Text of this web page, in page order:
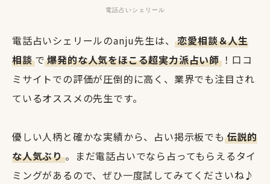
電話占いシェリール
電話占いシェリールのanju先生は、恋愛相談＆人生
相談で爆発的な人気をほこる超実力派占い師 ！口コ
ミサイトでの評価が圧倒的に高く、業界でも注目され
ているオススメの先生です。
優しい人柄と確かな実績から、占い掲示板でも 伝説的
な人気ぶり 。まだ電話占いでなら占ってもらえるタイ
ミングがあるので、ぜひ一度試してみてくださいね♪